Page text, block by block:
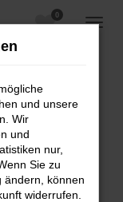
0
können:
und unsere
Wir
und
nur,
Sie zu
ändern, können
widerrufen.